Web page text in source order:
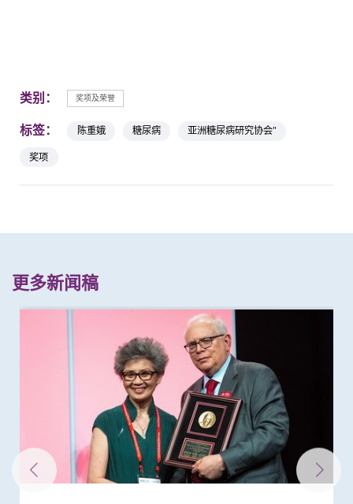
类别： 奖项及荣誉
标签： 陈重娥 糖尿病
亚洲糖尿病研究协会"
奖项
更多新闻稿